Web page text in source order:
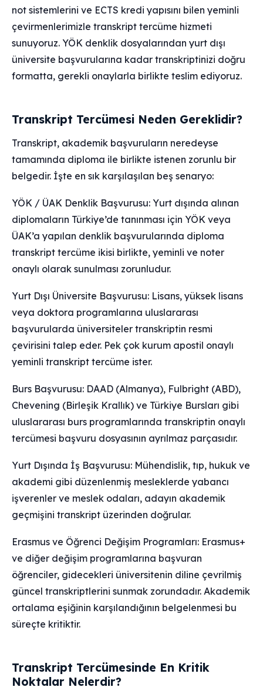
not sistemlerini ve ECTS kredi yapısını bilen yeminli
çevirmenlerimizle transkript tercüme hizmeti
sunuyoruz. YÖK denklik dosyalarından yurt dışı
üniversite başvurularına kadar transkriptinizi doğru
formatta, gerekli onaylarla birlikte teslim ediyoruz.
Transkript Tercümesi Neden Gereklidir?
Transkript, akademik başvuruların neredeyse
tamamında diploma ile birlikte istenen zorunlu bir
belgedir. İşte en sık karşılaşılan beş senaryo:
YÖK / ÜAK Denklik Başvurusu: Yurt dışında alınan
diplomaların Türkiye’de tanınması için YÖK veya
ÜAK’a yapılan denklik başvurularında diploma
transkript tercüme ikisi birlikte, yeminli ve noter
onaylı olarak sunulması zorunludur.
Yurt Dışı Üniversite Başvurusu: Lisans, yüksek lisans
veya doktora programlarına uluslararası
başvurularda üniversiteler transkriptin resmi
çevirisini talep eder. Pek çok kurum apostil onaylı
yeminli transkript tercüme ister.
Burs Başvurusu: DAAD (Almanya), Fulbright (ABD),
Chevening (Birleşik Krallık) ve Türkiye Bursları gibi
uluslararası burs programlarında transkriptin onaylı
tercümesi başvuru dosyasının ayrılmaz parçasıdır.
Yurt Dışında İş Başvurusu: Mühendislik, tıp, hukuk ve
akademi gibi düzenlenmiş mesleklerde yabancı
işverenler ve meslek odaları, adayın akademik
geçmişini transkript üzerinden doğrular.
Erasmus ve Öğrenci Değişim Programları: Erasmus+
ve diğer değişim programlarına başvuran
öğrenciler, gidecekleri üniversitenin diline çevrilmiş
güncel transkriptlerini sunmak zorundadır. Akademik
ortalama eşiğinin karşılandığının belgelenmesi bu
süreçte kritiktir.
Transkript Tercümesinde En Kritik
Noktalar Nelerdir?